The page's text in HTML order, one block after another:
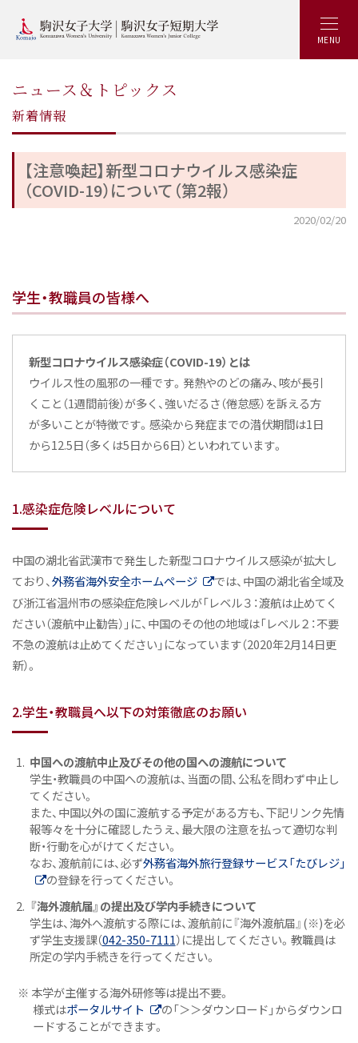
MENU
ニュース＆トピックス
新着情報
【注意喚起】新型コロナウイルス感染症
（COVID-19）について（第2報）
2020/02/20
学生・教職員の皆様へ
新型コロナウイルス感染症（COVID-19）とは
ウイルス性の風邪の一種です。発熱やのどの痛み、咳が長引
くこと（1週間前後）が多く、強いだるさ（倦怠感）を訴える方
が多いことが特徴です。感染から発症までの潜伏期間は1日
から12.5日（多くは5日から6日）といわれています。
1.感染症危険レベルについて
中国の湖北省武漢市で発生した新型コロナウイルス感染が拡大し
ており、外務省海外安全ホームページ
では、中国の湖北省全域及
び浙江省温州市の感染症危険レベルが「レベル３：渡航は止めてく
ださい（渡航中止勧告）」に、中国のその他の地域は「レベル２：不要
不急の渡航は止めてください」になっています（2020年2月14日更
新）。
2.学生・教職員へ以下の対策徹底のお願い
中国への渡航中止及びその他の国への渡航について
学生・教職員の中国への渡航は、当面の間、公私を問わず中止し
てください。
また、中国以外の国に渡航する予定がある方も、下記リンク先情
報等々を十分に確認したうえ、最大限の注意を払って適切な判
断・行動を心がけてください。
なお、渡航前には、必ず外務省海外旅行登録サービス「たびレジ」
の登録を行ってください。
『海外渡航届』の提出及び学内手続きについて
学生は、海外へ渡航する際には、渡航前に『海外渡航届』(※)を必
ず学生支援課（042-350-7111）に提出してください。教職員は
所定の学内手続きを行ってください。
※ 本学が主催する海外研修等は提出不要。
様式はポータルサイト
の「＞＞ダウンロード」からダウンロ
ードすることができます。